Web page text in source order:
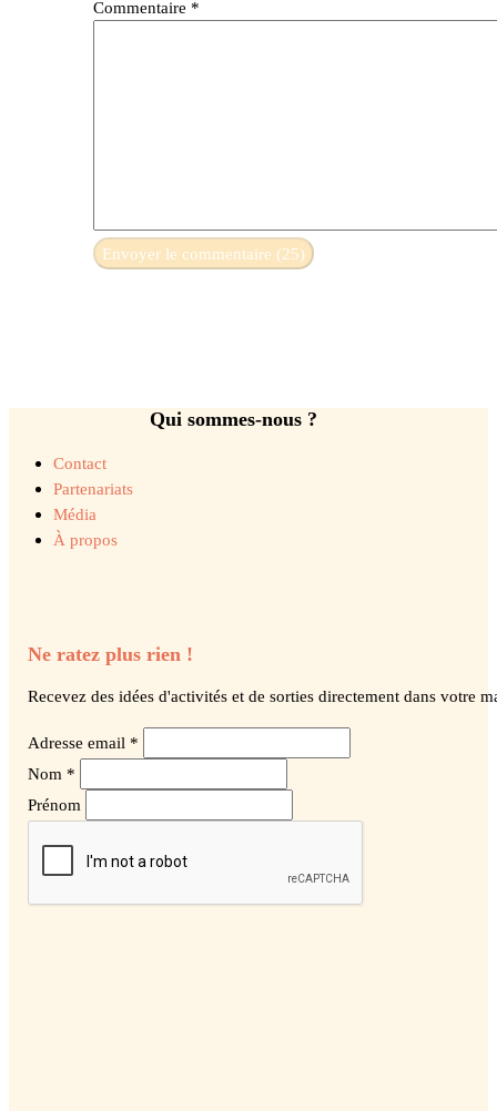
Commentaire *
Qui sommes-nous ?
Contact
Partenariats
Média
À propos
Ne ratez plus rien !
Recevez des idées d'activités et de sorties directement dans votre
Adresse email *
Nom *
Prénom